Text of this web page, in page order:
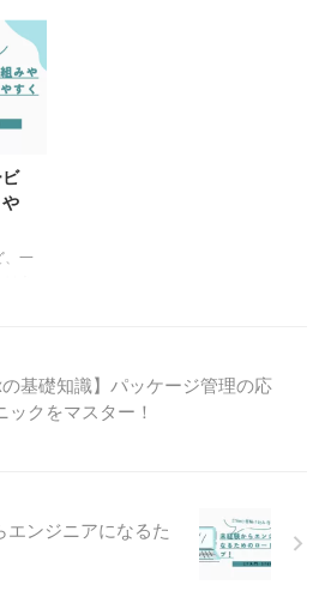
とペ
パソ
基
、
初
ど
を
、一
み」
写
ォ
マホ
ネ
で
の基礎知識】パッケージ管理の応
ックをマスター！
エンジニアになるた